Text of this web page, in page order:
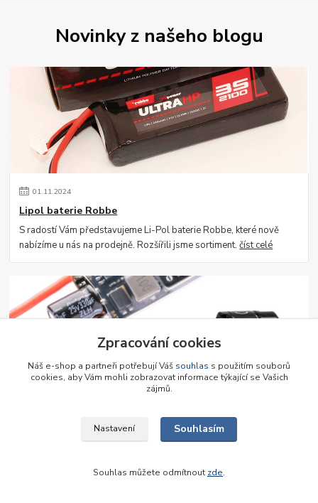
Novinky z našeho blogu
01.11.2024
Lipol baterie Robbe
S radostí Vám představujeme Li-Pol baterie Robbe, které nově
nabízíme u nás na prodejně. Rozšířili jsme sortiment.číst celé
Výprodej střídavých pohonů Graupner!
Zpracování cookies
Náš e-shop a partneři potřebují Váš souhlas s použitím souborů
cookies, aby Vám mohli zobrazovat informace týkající se Vašich
zájmů.
Nastavení Souhlasím
Souhlas můžete odmítnout zde.